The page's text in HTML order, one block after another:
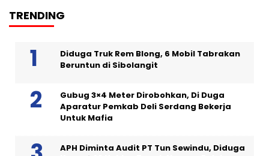
TRENDING
Diduga Truk Rem Blong, 6 Mobil Tabrakan
Beruntun di Sibolangit
Gubug 3×4 Meter Dirobohkan, Di Duga
Aparatur Pemkab Deli Serdang Bekerja
Untuk Mafia
APH Diminta Audit PT Tun Sewindu, Diduga